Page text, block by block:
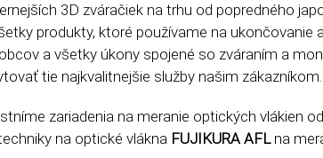
3D zváračiek na trhu od popredného
produkty, ktoré používame na ukončovanie
a všetky úkony spojené so zváraním a
tie najkvalitnejšie služby našim zákazníkom.
zariadenia na meranie optických vlákien
na optické vlákna FUJIKURA AFLna